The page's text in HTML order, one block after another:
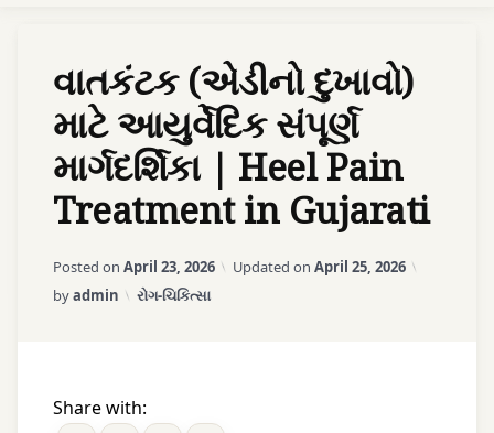
Ayurveda Sexologist
અમારો સંપર્ક કરો
એપોઈન્ટમેન્ટ
વાતકંટક (એડીનો દુખાવો)
માટે આયુર્વેદિક સંપૂર્ણ
માર્ગદર્શિકા | Heel Pain
Treatment in Gujarati
Posted on April 23, 2026 Updated on April 25, 2026
byadmin Categories:
રોગ-ચિકિત્સા
Share with: